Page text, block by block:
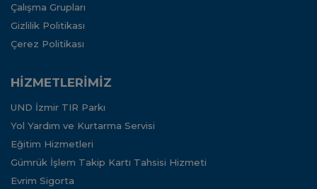
Çalışma Grupları
Gizlilik Politikası
Çerez Politikası
HİZMETLERİMİZ
UND İzmir TIR Parkı
Yol Yardım ve Kurtarma Servisi
Eğitim Hizmetleri
Gümrük İşlem Takip Kartı Tahsisi Hizmeti
Evrim Sigorta